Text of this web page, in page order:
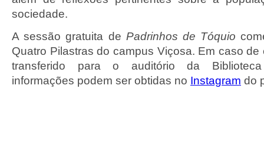
sociedade.
A sessão gratuita de Padrinhos de Tóquio
Quatro Pilastras do campus Viçosa. Em caso de
transferido para o auditório da
informações podem ser obtidas no Instagram do